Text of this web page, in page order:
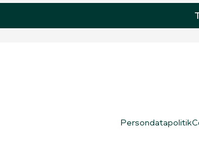
Persondatapolitik